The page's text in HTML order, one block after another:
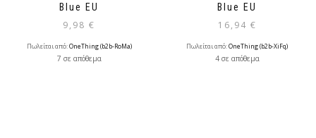
Blue EU
9,98 €
Πωλείται από:OneThing (b2b-RoMa)
7 σε απόθεμα
Blue EU
16,94 €
Πωλείται από:OneThing (b2b-XiFq)
4 σε απόθεμα